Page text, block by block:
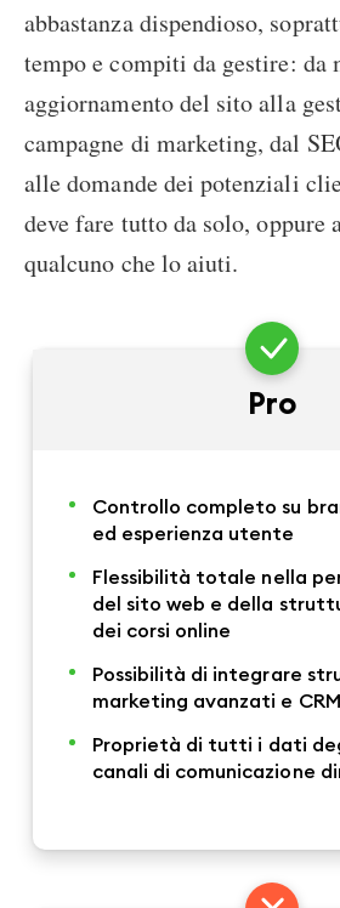
abbastanza dispendioso,
tempo e compiti da gestire: da
aggiornamento del sito alla
campagne di marketing, dal
alle domande dei potenziali
deve fare tutto da solo, oppure
qualcuno che lo aiuti.
Pro
Controllo completo su
ed esperienza utente
Flessibilità totale nella
del sito web e della
dei corsi online
Possibilità di integrare
marketing avanzati e CRM
Proprietà di tutti i dati
canali di comunicazione